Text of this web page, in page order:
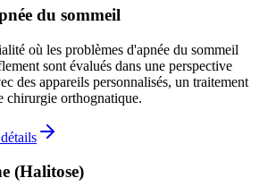
du sommeil
où les problèmes d'apnée du sommeil
sont évalués dans une perspective
des appareils personnalisés, un traitement
chirurgie orthognatique.
(Halitose)